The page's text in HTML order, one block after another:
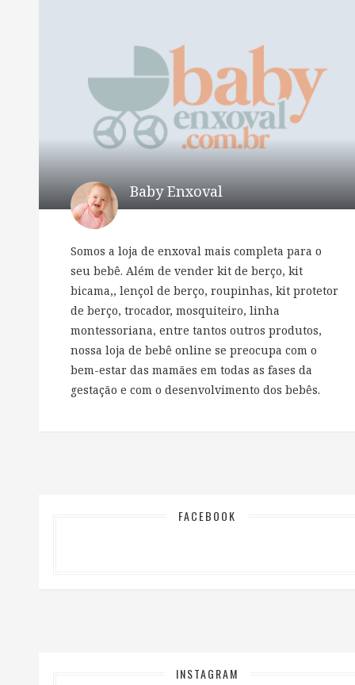
Baby Enxoval
Somos a loja de enxoval mais completa para o
seu bebê. Além de vender kit de berço, kit
bicama,, lençol de berço, roupinhas, kit protetor
de berço, trocador, mosquiteiro, linha
montessoriana, entre tantos outros produtos,
nossa loja de bebê online se preocupa com o
bem-estar das mamães em todas as fases da
gestação e com o desenvolvimento dos bebês.
FACEBOOK
INSTAGRAM